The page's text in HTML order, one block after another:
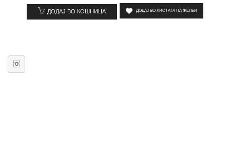
ДОДАЈ ВО КОШНИЦА ДОДАЈ ВО ЛИСТАТА НА ЖЕЛБИ